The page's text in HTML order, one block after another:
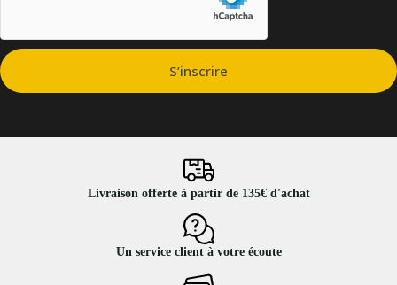
S’inscrire
Livraison offerte à partir de 135€ d'achat
Un service client à votre écoute